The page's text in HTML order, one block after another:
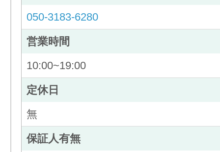
050-3183-6280
営業時間
10:00~19:00
定休日
無
保証人有無